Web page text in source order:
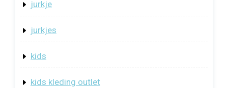
jurkje
jurkjes
kids
kids kleding outlet